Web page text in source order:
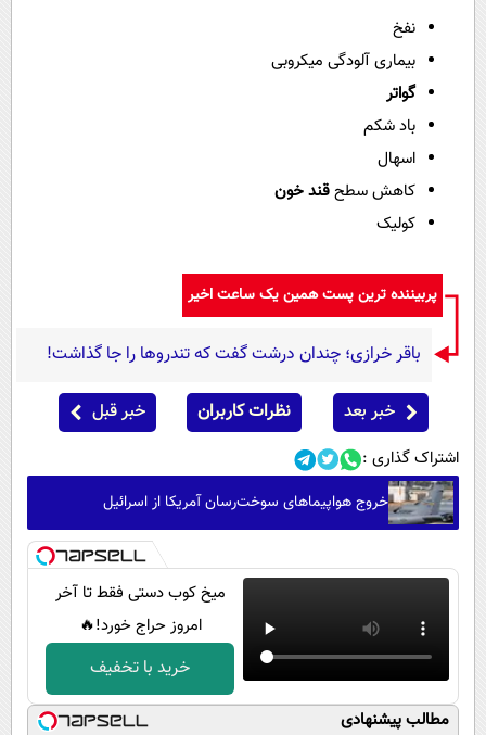
نفخ
بیماری آلودگی میکروبی
گواتر
باد شکم
اسهال
کاهش سطحقند خون
کولیک
پربیننده ترین پست همین یک ساعت اخیر
باقر خرازی؛ چندان درشت گفت که تندروها را جا گذاشت!
خبر بعد نظرات کاربران خبر قبل
اشتراک گذاری :
خروج هواپیماهای سوخت‌رسان آمریکا از اسرائیل
میخ کوب دستی فقط تا آخر
امروز حراج خورد!🔥
خرید با تخفیف
مطالب پیشنهادی